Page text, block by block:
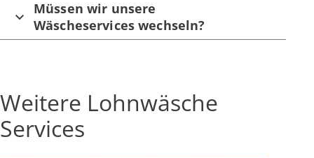
Müssen wir unsere
Wäscheservices wechseln?
Weitere Lohnwäsche
Services